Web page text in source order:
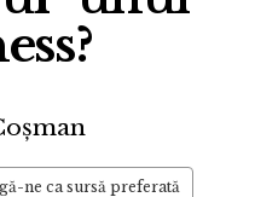
ne ca sursă preferată